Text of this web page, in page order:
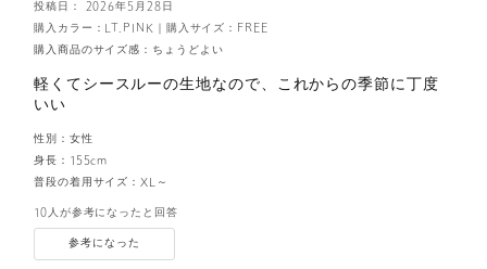
投稿日： 2026年5月28日
購入サイズ：FREE
購入カラー：LT.PINK
購入商品のサイズ感： ちょうどよい
軽くてシースルーの生地なので、これからの季節に丁度
いい
性別： 女性
身長： 155cm
普段の着用サイズ： XL～
10人が参考になったと回答
参考になった